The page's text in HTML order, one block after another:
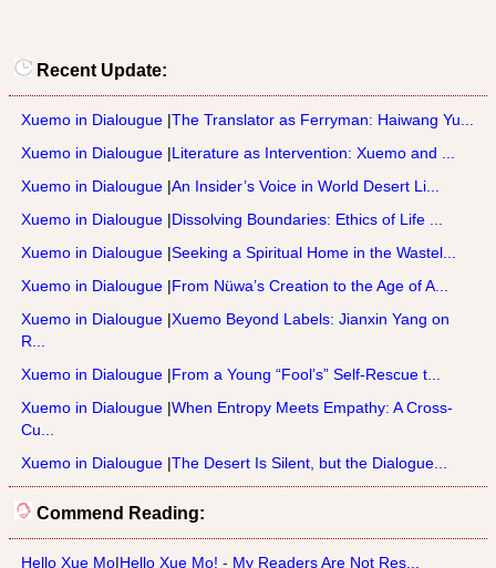
Recent Update:
Xuemo in Dialougue |The Translator as Ferryman: Haiwang Yu...
Xuemo in Dialougue |Literature as Intervention: Xuemo and ...
Xuemo in Dialougue |An Insider’s Voice in World Desert Li...
Xuemo in Dialougue |Dissolving Boundaries: Ethics of Life ...
Xuemo in Dialougue |Seeking a Spiritual Home in the Wastel...
Xuemo in Dialougue |From Nüwa’s Creation to the Age of A...
Xuemo in Dialougue |Xuemo Beyond Labels: Jianxin Yang on
R...
Xuemo in Dialougue |From a Young “Fool’s” Self-Rescue t...
Xuemo in Dialougue |When Entropy Meets Empathy: A Cross-
Cu...
Xuemo in Dialougue |The Desert Is Silent, but the Dialogue...
Commend Reading:
Hello Xue Mo|Hello Xue Mo! - My Readers Are Not Res...